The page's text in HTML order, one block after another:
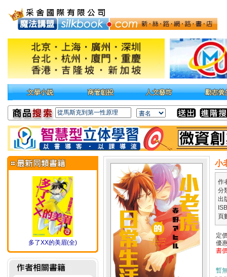
多了XX的美眉(全)
小
作
分
出
頁
定
優
書
暫